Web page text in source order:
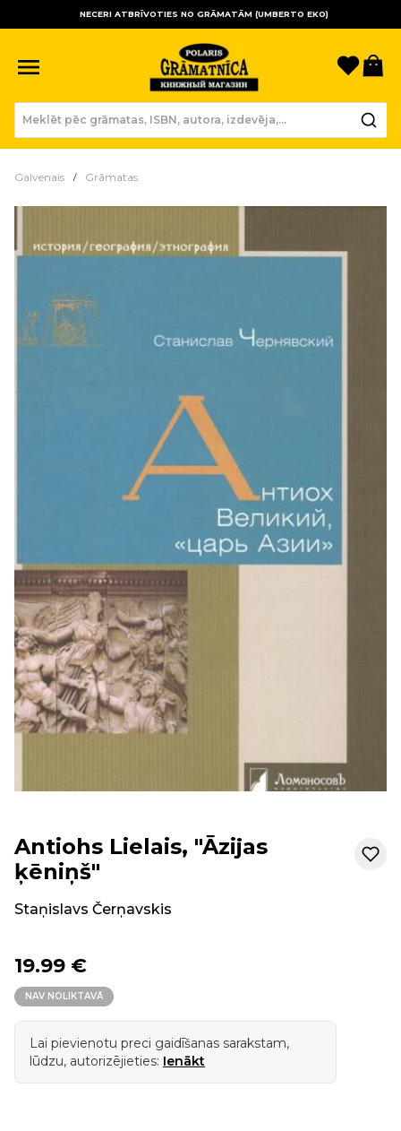
NECERI ATBRĪVOTIES NO GRĀMATĀM (UMBERTO EKO)
Galvenais Grāmatas
Antiohs Lielais, "Āzijas
ķēniņš"
Staņislavs Čerņavskis
19.99 €
NAV NOLIKTAVĀ
Lai pievienotu preci gaidīšanas sarakstam,
lūdzu, autorizējieties: Ienākt